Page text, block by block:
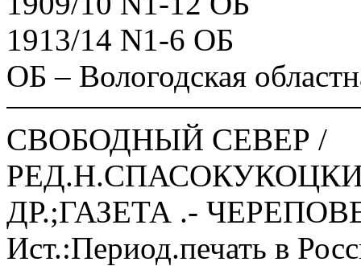
1913/14 N1-6 ОБ
ОБ – Вологодская
СВОБОДНЫЙ СЕВЕР /
ДР.;ГАЗЕТА .-
Ист.:Период.печать в